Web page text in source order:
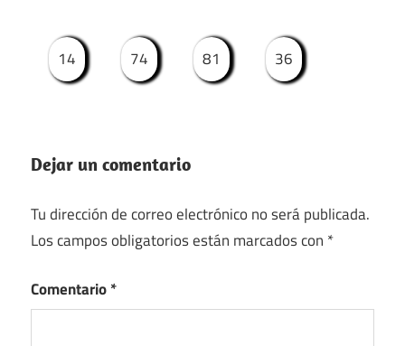
14 74 81 36
Dejar un comentario
Tu dirección de correo electrónico no será publicada.
Los campos obligatorios están marcados con *
Comentario*